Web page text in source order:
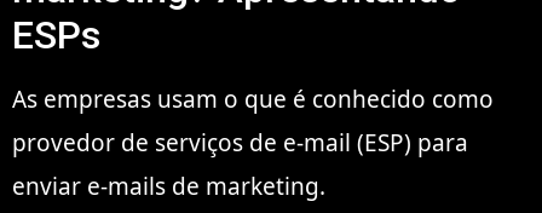
ESPs
As empresas usam o que é conhecido como
provedor de serviços de e-mail (ESP) para
enviar e-mails de marketing.